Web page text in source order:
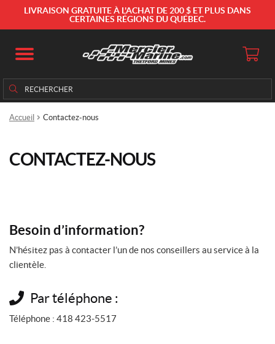
LIVRAISON GRATUITE À L'ACHAT DE 200 $ ET PLUS DANS
CERTAINES RÉGIONS DU QUÉBEC.
Rechercher :
Rechercher
Accueil Contactez-nous
CONTACTEZ-NOUS
Besoin d’information?
N’hésitez pas à contacter l’un de nos conseillers au service à la
clientèle.
Par téléphone :
Téléphone : 418 423-5517